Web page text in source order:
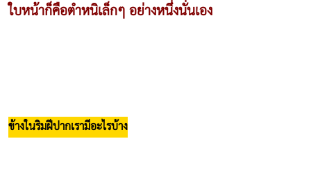
ใบหน้าก็คือตำหนิเล็กๆ อย่างหนึ่งนั่นเอง
ข้างในริมฝีปากเรามีอะไรบ้าง